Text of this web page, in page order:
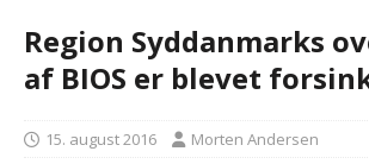
Region Syddanmarks
af BIOS er blevet
15. august 2016 Morten Andersen